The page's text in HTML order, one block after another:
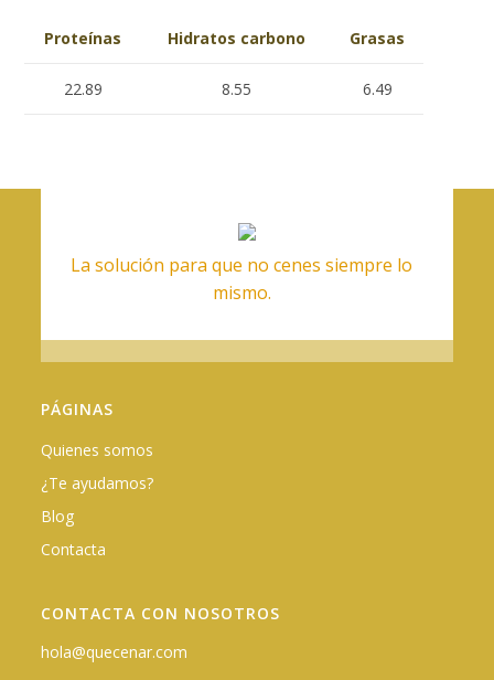
Proteínas Hidratos carbono Grasas
22.89 8.55 6.49
La solución para que no cenes siempre lo
mismo.
PÁGINAS
Quienes somos
¿Te ayudamos?
Blog
Contacta
CONTACTA CON NOSOTROS
hola@quecenar.com